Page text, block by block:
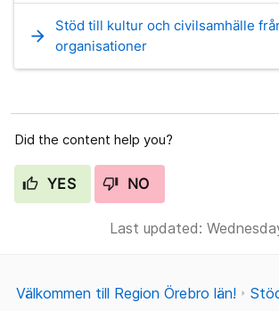
arrow_forward
Stöd till kultur och civilsamhälle
organisationer
Did the content help you?
YES NO
Last updated:
Välkommen till Region Örebro län!